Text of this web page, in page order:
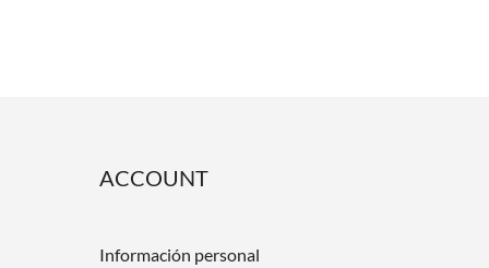
ACCOUNT
Información personal